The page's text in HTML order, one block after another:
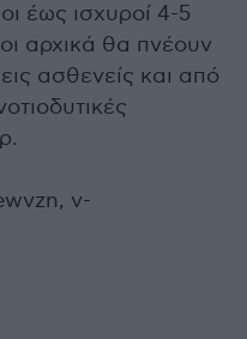
έως ισχυροί 4-5
αρχικά θα πνέουν
ασθενείς και από
v-